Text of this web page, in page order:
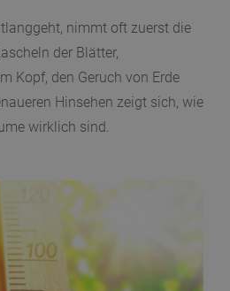
nimmt oft zuerst die
der Blätter,
Kopf, den Geruch von Erde
Hinsehen zeigt sich, wie
wirklich sind.